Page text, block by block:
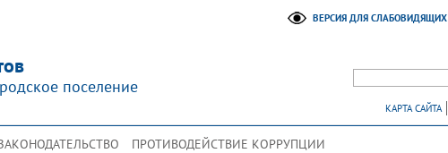
поселение
КАРТА САЙТА
ВЕРСИЯ ДЛЯ СЛАБОВИДЯЩИХ
ПРОТИВОДЕЙСТВИЕ КОРРУПЦИИ